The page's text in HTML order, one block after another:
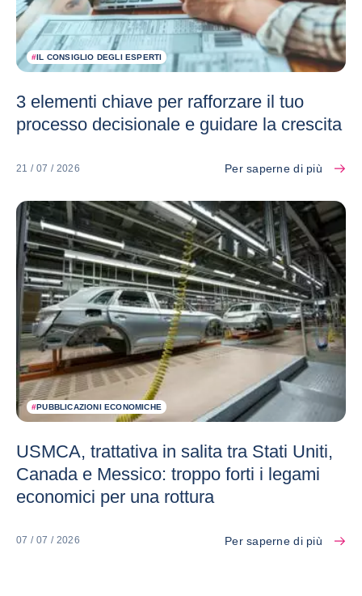
#IL CONSIGLIO DEGLI ESPERTI
3 elementi chiave per rafforzare il tuo
processo decisionale e guidare la crescita
21 / 07 / 2026 Per saperne di più
#PUBBLICAZIONI ECONOMICHE
USMCA, trattativa in salita tra Stati Uniti,
Canada e Messico: troppo forti i legami
economici per una rottura
07 / 07 / 2026 Per saperne di più